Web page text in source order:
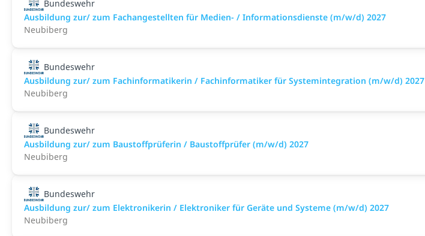
Bundeswehr
Ausbildung zur/ zum Fachangestellten für Medien- / Informationsdienste (m/w/d) 2027
Neubiberg
Bundeswehr
Ausbildung zur/ zum Fachinformatikerin / Fachinformatiker für Systemintegration (m/w/d) 2027
Neubiberg
Bundeswehr
Ausbildung zur/ zum Baustoffprüferin / Baustoffprüfer (m/w/d) 2027
Neubiberg
Bundeswehr
Ausbildung zur/ zum Elektronikerin / Elektroniker für Geräte und Systeme (m/w/d) 2027
Neubiberg